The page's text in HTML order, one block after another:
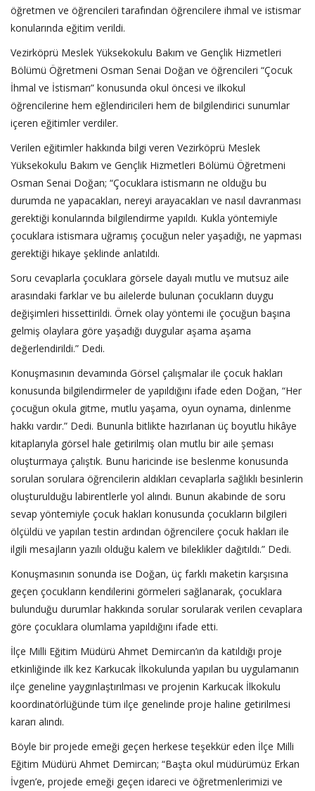
öğretmen ve öğrencileri tarafından öğrencilere ihmal ve istismar
konularında eğitim verildi.
Vezirköprü Meslek Yüksekokulu Bakım ve Gençlik Hizmetleri
Bölümü Öğretmeni Osman Senai Doğan ve öğrencileri “Çocuk
İhmal ve İstismarı” konusunda okul öncesi ve ilkokul
öğrencilerine hem eğlendiricileri hem de bilgilendirici sunumlar
içeren eğitimler verdiler.
Verilen eğitimler hakkında bilgi veren Vezirköprü Meslek
Yüksekokulu Bakım ve Gençlik Hizmetleri Bölümü Öğretmeni
Osman Senai Doğan; “Çocuklara istismarın ne olduğu bu
durumda ne yapacakları, nereyi arayacakları ve nasıl davranması
gerektiği konularında bilgilendirme yapıldı. Kukla yöntemiyle
çocuklara istismara uğramış çocuğun neler yaşadığı, ne yapması
gerektiği hikaye şeklinde anlatıldı.
Soru cevaplarla çocuklara görsele dayalı mutlu ve mutsuz aile
arasındaki farklar ve bu ailelerde bulunan çocukların duygu
değişimleri hissettirildi. Örnek olay yöntemi ile çocuğun başına
gelmiş olaylara göre yaşadığı duygular aşama aşama
değerlendirildi.” Dedi.
Konuşmasının devamında Görsel çalışmalar ile çocuk hakları
konusunda bilgilendirmeler de yapıldığını ifade eden Doğan, “Her
çocuğun okula gitme, mutlu yaşama, oyun oynama, dinlenme
hakkı vardır.” Dedi. Bununla bitlikte hazırlanan üç boyutlu hikâye
kitaplarıyla görsel hale getirilmiş olan mutlu bir aile şeması
oluşturmaya çalıştık. Bunu haricinde ise beslenme konusunda
sorulan sorulara öğrencilerin aldıkları cevaplarla sağlıklı besinlerin
oluşturulduğu labirentlerle yol alındı. Bunun akabinde de soru
sevap yöntemiyle çocuk hakları konusunda çocukların bilgileri
ölçüldü ve yapılan testin ardından öğrencilere çocuk hakları ile
ilgili mesajların yazılı olduğu kalem ve bileklikler dağıtıldı.” Dedi.
Konuşmasının sonunda ise Doğan, üç farklı maketin karşısına
geçen çocukların kendilerini görmeleri sağlanarak, çocuklara
bulunduğu durumlar hakkında sorular sorularak verilen cevaplara
göre çocuklara olumlama yapıldığını ifade etti.
İlçe Milli Eğitim Müdürü Ahmet Demircan’ın da katıldığı proje
etkinliğinde ilk kez Karkucak İlkokulunda yapılan bu uygulamanın
ilçe geneline yaygınlaştırılması ve projenin Karkucak İlkokulu
koordinatörlüğünde tüm ilçe genelinde proje haline getirilmesi
kararı alındı.
Böyle bir projede emeği geçen herkese teşekkür eden İlçe Milli
Eğitim Müdürü Ahmet Demircan; “Başta okul müdürümüz Erkan
İvgen’e, projede emeği geçen idareci ve öğretmenlerimizi ve